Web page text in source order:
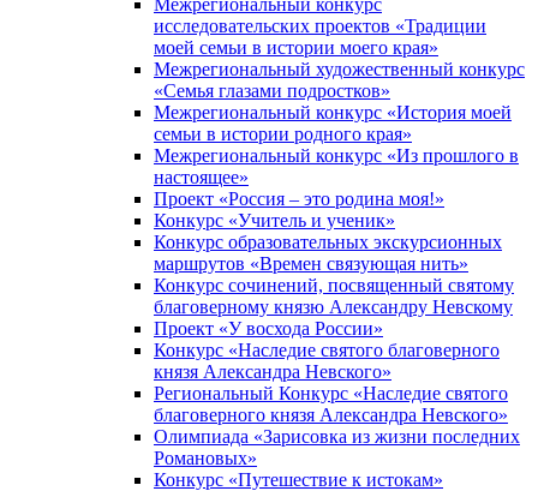
Межрегиональный конкурс
исследовательских проектов «Традиции
моей семьи в истории моего края»
Межрегиональный художественный конкурс
«Семья глазами подростков»
Межрегиональный конкурс «История моей
семьи в истории родного края»
Межрегиональный конкурс «Из прошлого в
настоящее»
Проект «Россия – это родина моя!»
Конкурс «Учитель и ученик»
Конкурс образовательных экскурсионных
маршрутов «Времен связующая нить»
Конкурс сочинений, посвященный святому
благоверному князю Александру Невскому
Проект «У восхода России»
Конкурс «Наследие святого благоверного
князя Александра Невского»
Региональный Конкурс «Наследие святого
благоверного князя Александра Невского»
Олимпиада «Зарисовка из жизни последних
Романовых»
Конкурс «Путешествие к истокам»